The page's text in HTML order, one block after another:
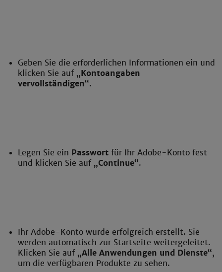
Geben Sie die erforderlichen Informationen ein und
klicken Sie auf „Kontoangaben
vervollständigen“.
Legen Sie ein Passwort für Ihr Adobe-Konto fest
und klicken Sie auf „Continue“.
Ihr Adobe-Konto wurde erfolgreich erstellt. Sie
werden automatisch zur Startseite weitergeleitet.
Klicken Sie auf „Alle Anwendungen und Dienste“,
um die verfügbaren Produkte zu sehen.